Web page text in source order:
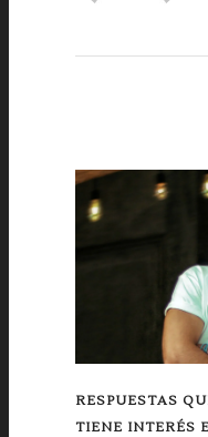
RESPUESTAS
TIENE INTERÉS